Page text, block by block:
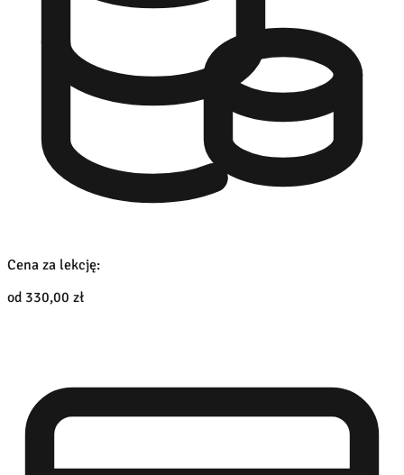
Cena za lekcję:
od 330,00 zł